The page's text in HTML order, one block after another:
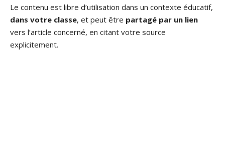
Le contenu est libre d’utilisation dans un contexte éducatif,
dans votre classe, et peut être partagé par un lien
vers l’article concerné, en citant votre source
explicitement.